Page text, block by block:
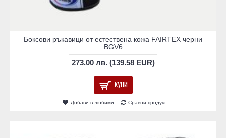
Боксови ръкавици от естествена кожа FAIRTEX черни
BGV6
273.00 лв. (139.58 EUR)
КУПИ
Добави в любими Сравни продукт